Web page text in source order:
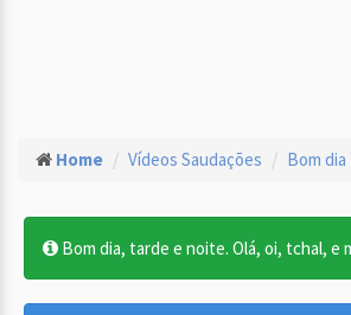
Home Vídeos Saudações Bom dia
Bom dia, tarde e noite. Olá, oi, tchal, e